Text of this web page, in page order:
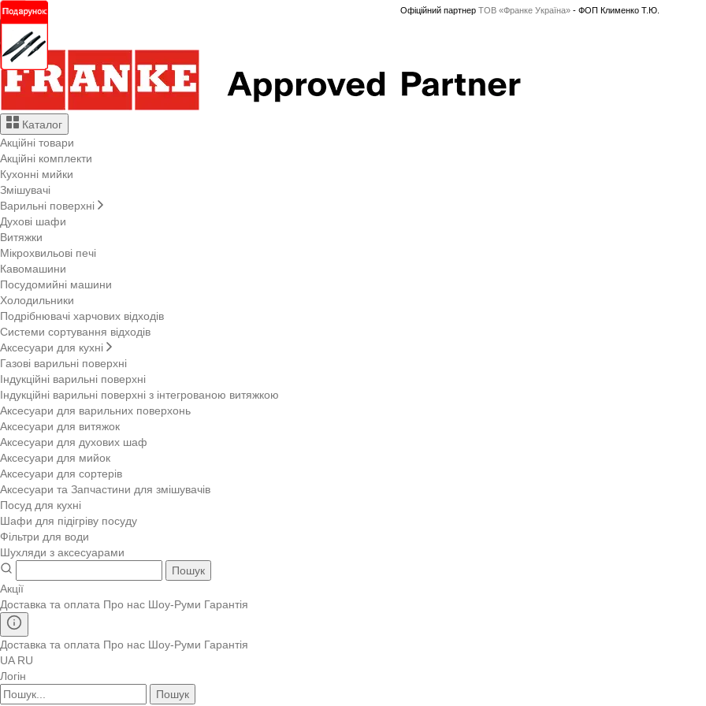
Офіційний партнер ТОВ «Франке Україна»- ФОП Клименко Т.Ю.
Каталог
Акційні товари
Акційні комплекти
Кухонні мийки
Змішувачі
Варильні поверхні
Духові шафи
Витяжки
Мікрохвильові печі
Кавомашини
Посудомийні машини
Холодильники
Подрібнювачі харчових відходів
Системи сортування відходів
Аксесуари для кухні
Газові варильні поверхні
Індукційні варильні поверхні
Індукційні варильні поверхні з інтегрованою витяжкою
Аксесуари для варильних поверхонь
Аксесуари для витяжок
Аксесуари для духових шаф
Аксесуари для мийок
Аксесуари для сортерів
Аксесуари та Запчастини для змішувачів
Посуд для кухні
Шафи для підігріву посуду
Фільтри для води
Шухляди з аксесуарами
Пошук
Акції
Доставка та оплата Про нас Шоу-Руми Гарантія
Доставка та оплата Про нас Шоу-Руми Гарантія
UA RU
Логін
Пошук